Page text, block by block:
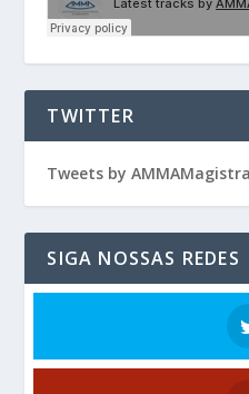
TWITTER
Tweets by
SIGA NOSSAS REDES